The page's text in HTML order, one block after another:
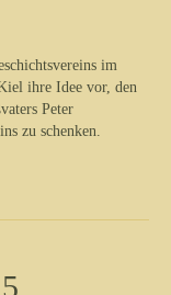
im
ihre Idee vor, den
Peter
zu schenken.